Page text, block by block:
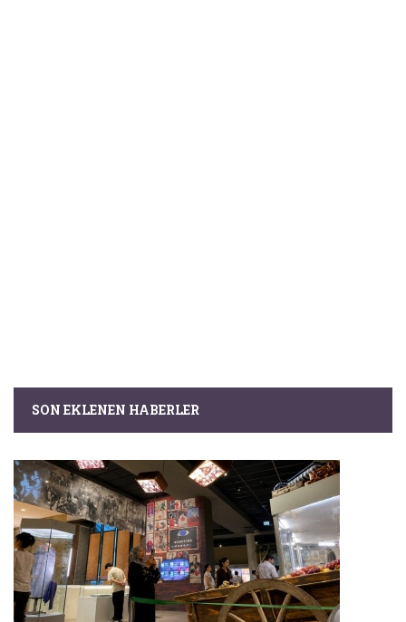
SON EKLENEN HABERLER